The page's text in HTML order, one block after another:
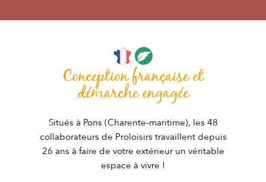
Conception française et
démarche engagée
Situés à Pons (Charente-maritime), les 48
collaborateurs de Proloisirs travaillent depuis
26 ans à faire de votre extérieur un véritable
espace à vivre !